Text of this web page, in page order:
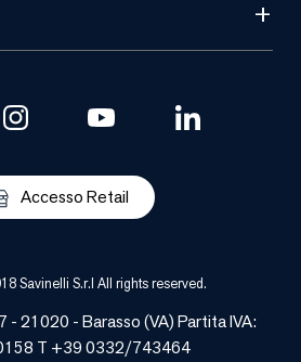
Accesso Retail
Savinelli S.r.l All rights reserved.
- 21020 -Barasso(VA) Partita IVA:
T +39 0332/743464